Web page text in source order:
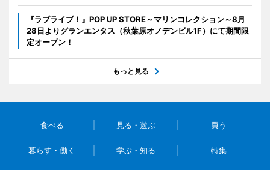
『ラブライブ！』POP UP STORE～マリンコレクション～8月
28日よりグランエンタス（秋葉原オノデンビル1F）にて期間限
定オープン！
もっと見る
食べる 見る・遊ぶ 買う
暮らす・働く 学ぶ・知る 特集